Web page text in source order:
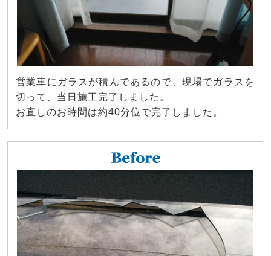
営業車にガラスが積んであるので、現場でガラスを
切って、当日施工完了しました。
お直しのお時間は約40分位で完了しました。